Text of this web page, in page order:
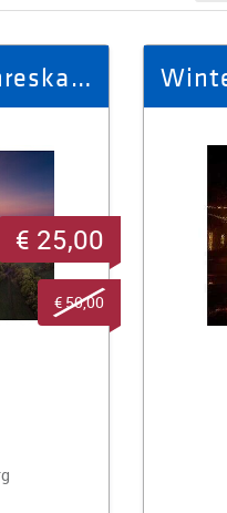
Zwei Erwachsenen-Jahreskarten für die Leuchtenburg
€ 25,00
€ 50,00